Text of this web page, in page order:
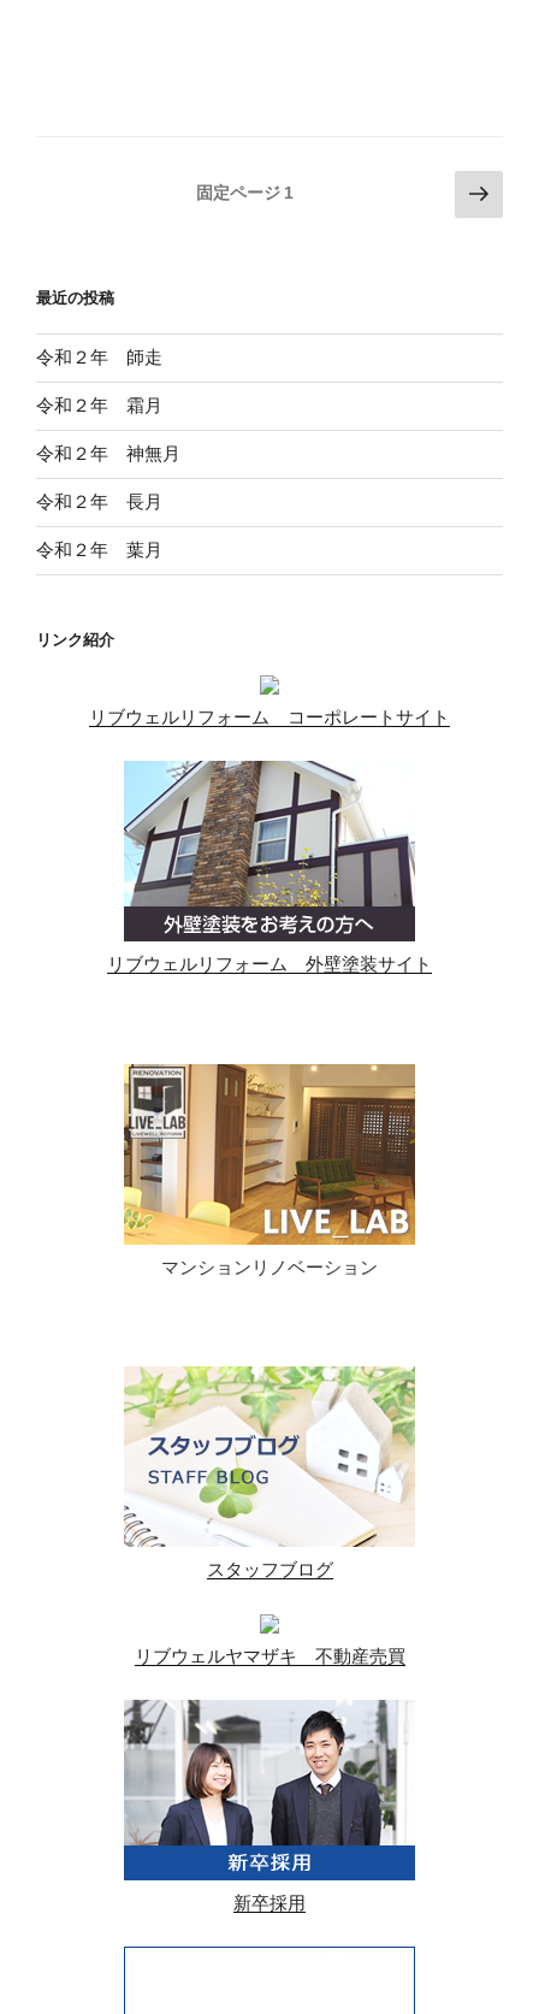
ペ
ジ
送
り
固定ページ 1
次
の
最近の投稿
令和２年 師走
令和２年 霜月
令和２年 神無月
令和２年 長月
令和２年 葉月
リンク紹介
リブウェルリフォーム コーポレートサイト
リブウェルリフォーム 外壁塗装サイト
マンションリノベーション
スタッフブログ
リブウェルヤマザキ 不動産売買
新卒採用